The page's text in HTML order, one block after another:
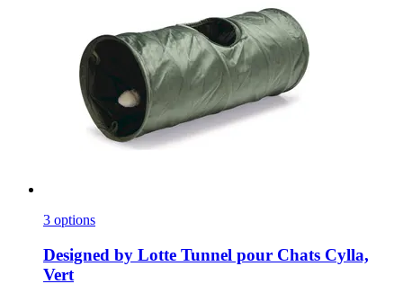
3 options
Designed by Lotte Tunnel pour Chats Cylla,
Vert